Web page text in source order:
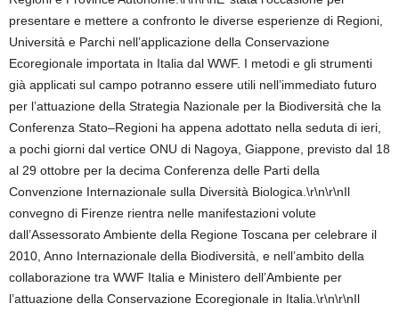
presentare e mettere a confronto le diverse esperienze di Regioni,
Università e Parchi nell’applicazione della Conservazione
Ecoregionale importata in Italia dal WWF. I metodi e gli strumenti
già applicati sul campo potranno essere utili nell’immediato futuro
per l’attuazione della Strategia Nazionale per la Biodiversità che la
Conferenza Stato–Regioni ha appena adottato nella seduta di ieri,
a pochi giorni dal vertice ONU di Nagoya, Giappone, previsto dal 18
al 29 ottobre per la decima Conferenza delle Parti della
Convenzione Internazionale sulla Diversità Biologica.\r\n\r\nIl
convegno di Firenze rientra nelle manifestazioni volute
dall’Assessorato Ambiente della Regione Toscana per celebrare il
2010, Anno Internazionale della Biodiversità, e nell’ambito della
collaborazione tra WWF Italia e Ministero dell’Ambiente per
l’attuazione della Conservazione Ecoregionale in Italia.\r\n\r\nIl